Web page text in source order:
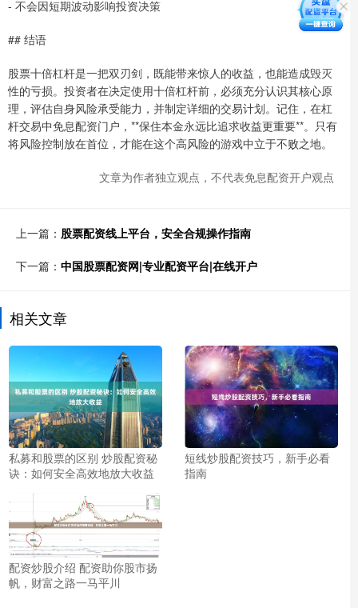
- 不会因短期波动影响投资决策
## 结语
股票十倍杠杆是一把双刃剑，既能带来惊人的收益，也能造成毁灭
性的亏损。投资者在决定使用十倍杠杆前，必须充分认识其核心原
理，评估自身风险承受能力，并制定详细的交易计划。记住，在杠
杆交易中免息配资门户，**保住本金永远比追求收益更重要**。只有
将风险控制放在首位，才能在这个高风险的游戏中立于不败之地。
文章为作者独立观点，不代表免息配资开户观点
上一篇： 股票配资线上平台，安全合规操作指南
下一篇： 中国股票配资网|专业配资平台|在线开户
相关文章
私募和股票的区别 炒股配资秘
诀：如何安全高效地放大收益
短线炒股配资技巧，新手必看
指南
配资炒股介绍 配资助你股市扬
帆，财富之路一马平川